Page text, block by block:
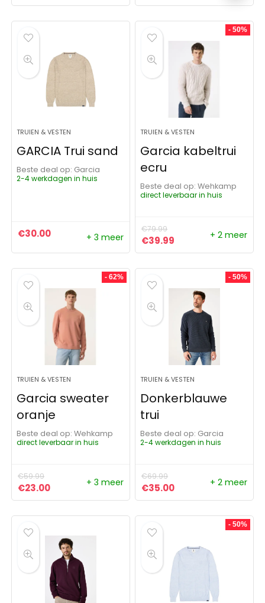
TRUIEN & VESTEN
GARCIA Trui sand
Beste deal op:
Garcia
2-4 werkdagen in huis
€30.00 + 3 meer
- 50%
TRUIEN & VESTEN
Garcia kabeltrui
ecru
Beste deal op:
Wehkamp
direct leverbaar in huis
€79.99
Oorspronkelijke prijs was:
€39.99 Huidige prijs is:
+ 2 meer
- 62%
TRUIEN & VESTEN
Garcia sweater
oranje
Beste deal op:
Wehkamp
direct leverbaar in huis
€59.99
Oorspronkelijke prijs was: €59.99.
€23.00Huidige prijs is: €23.00.
+ 3 meer
- 50%
TRUIEN & VESTEN
Donkerblauwe
trui
Beste deal op:
Garcia
2-4 werkdagen in huis
€69.99
Oorspronkelijke prijs
€35.00Huidige prijs is:
+ 2 meer
- 50%